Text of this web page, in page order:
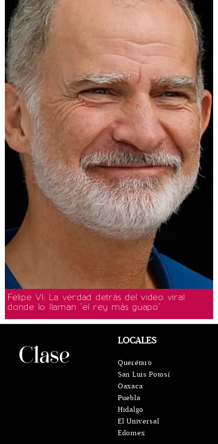
Felipe VI: La verdad detrás del video viral
donde lo llaman "el rey más guapo"
LOCALES
Querétaro
San Luis Potosí
Oaxaca
Puebla
Hidalgo
El Universal
Edomex